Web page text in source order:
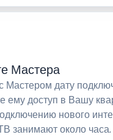
Мастера
Мастером дату
ему доступ в Вашу
нового
занимают около часа.